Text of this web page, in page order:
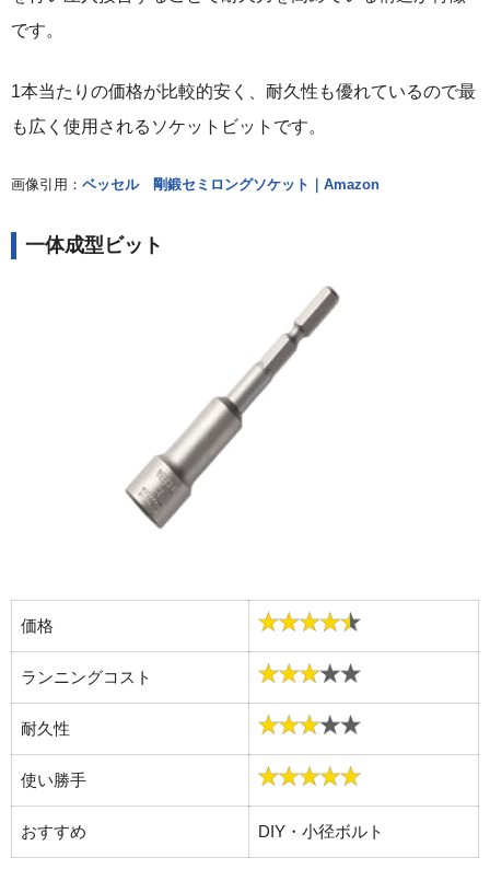
です。
1本当たりの価格が比較的安く、耐久性も優れているので最
も広く使用されるソケットビットです。
画像引用： ベッセル 剛鍛セミロングソケット｜Amazon
一体成型ビット
価格
ランニングコスト
耐久性
使い勝手
おすすめ DIY・小径ボルト